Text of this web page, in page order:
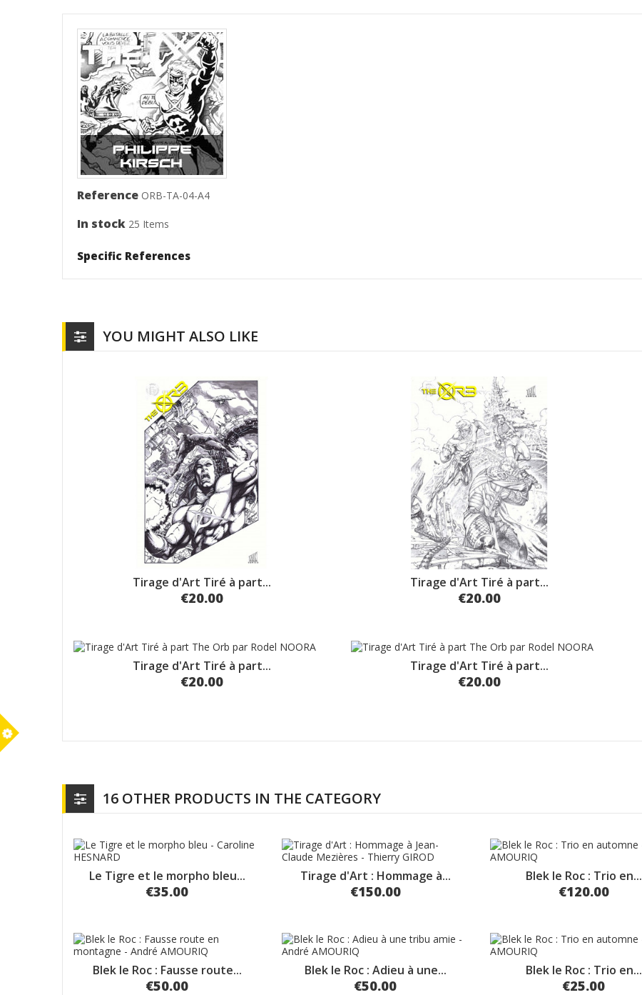
Reference ORB-TA-04-A4
In stock 25 Items
Specific References
YOU MIGHT ALSO LIKE
Tirage d'Art Tiré à part...
€20.00
Tirage d'Art Tiré à part...
€20.00
Tirage d'Art Tiré à part...
€20.00
Tirage d'Art Tiré à part...
€20.00
16 OTHER PRODUCTS IN THE CATEGORY
Le Tigre et le morpho bleu...
€35.00
Tirage d'Art : Hommage à...
€150.00
Blek le Roc : Trio en...
€120.00
Blek le Roc : Fausse route...
€50.00
Blek le Roc : Adieu à une...
€50.00
Blek le Roc : Trio en...
€25.00